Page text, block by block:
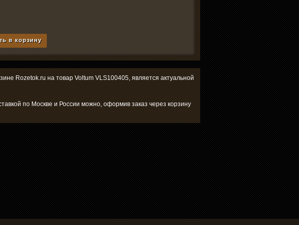
в корзину
Rozetok.ru на товар Voltum VLS100405, является актуальной
по Москве и России можно, оформив заказ через корзину